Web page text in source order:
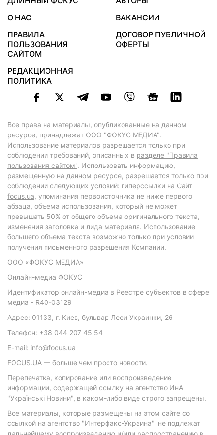
О НАС
ВАКАНСИИ
ПРАВИЛА
ПОЛЬЗОВАНИЯ
САЙТОМ
ДОГОВОР ПУБЛИЧНОЙ
ОФЕРТЫ
РЕДАКЦИОННАЯ
ПОЛИТИКА
Все права на материалы, опубликованные на данном
ресурсе, принадлежат ООО "ФОКУС МЕДИА".
Использование материалов разрешается только при
соблюдении требований, описанных в разделе "Правила
пользования сайтом". Использовать информацию,
размещенную на данном ресурсе, разрешается только при
соблюдении следующих условий: гиперссылки на Сайт
focus.ua, упоминания первоисточника не ниже первого
абзаца, объема использования, который не может
превышать 50% от общего объема оригинального текста,
изменения заголовка и лида материала. Использование
большего объема текста возможно только при условии
получения письменного разрешения Компании.
ООО «ФОКУС МЕДИА»
Онлайн-медиа ФОКУС
Идентификатор онлайн-медиа в Реестре субъектов в сфере
медиа - R40-03129
Адрес: 01133, г. Киев, бульвар Леси Украинки, 26
Телефон: +38 044 207 45 54
E-mail: info@focus.ua
FOCUS.UA — больше чем просто новости.
Перепечатка, копирование или воспроизведение
информации, содержащей ссылку на агентство ИнА
"Українські Новини", в каком-либо виде строго запрещены.
Все материалы, которые размещены на этом сайте со
ссылкой на агентство "Интерфакс-Украина", не подлежат
дальнейшему воспроизведению и/или распространению в